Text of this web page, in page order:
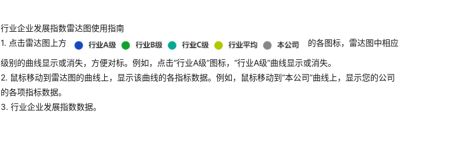
行业企业发展指数雷达图使用指南
1. 点击雷达图上方
的各图标，雷达图中相应
级别的曲线显示或消失，方便对标。例如，点击“行业A级”图标，“行业A级”曲线显示或消失。
2. 鼠标移动到雷达图的曲线上，显示该曲线的各指标数据。例如，鼠标移动到“本公司”曲线上，显示您的公司
的各项指标数据。
3. 行业企业发展指数数据。